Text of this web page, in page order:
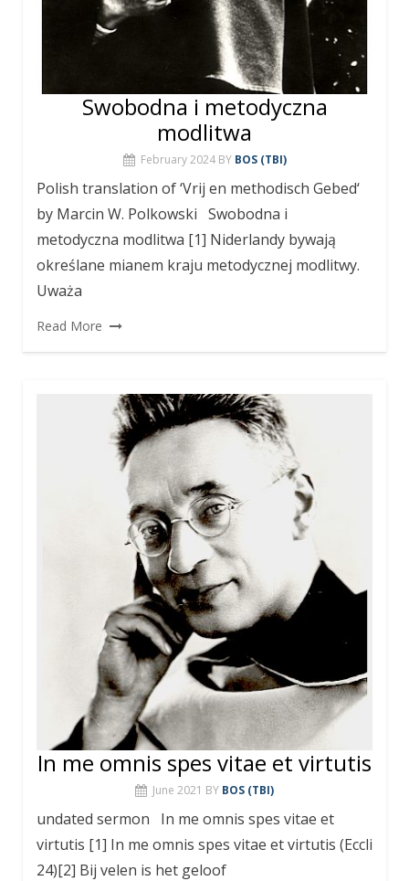
Swobodna i metodyczna
modlitwa
February 2024 BY BOS (TBI)
Polish translation of ‘Vrij en methodisch Gebed‘
by Marcin W. Polkowski Swobodna i
metodyczna modlitwa [1] Niderlandy bywają
określane mianem kraju metodycznej modlitwy.
Uważa
Read More
In me omnis spes vitae et virtutis
June 2021 BY BOS (TBI)
undated sermon In me omnis spes vitae et
virtutis [1] In me omnis spes vitae et virtutis (Eccli
24)[2] Bij velen is het geloof